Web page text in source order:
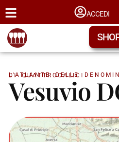
ACCEDI
L'ATLANTE DELLE DENOMINAZIONI DI ORIGINE DI QUATTROCALICI
Vesuvio